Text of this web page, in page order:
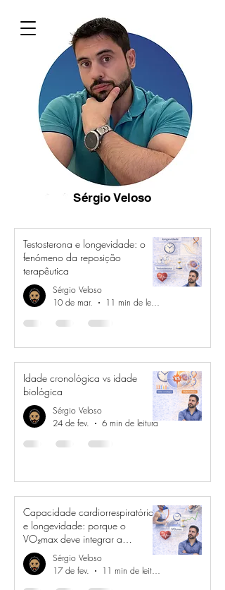
Sérgio Veloso
Testosterona e longevidade: o
fenómeno da reposição
terapêutica
Sérgio Veloso
10 de mar.
11 min de leitura
Idade cronológica vs idade
biológica
Sérgio Veloso
24 de fev.
6 min de leitura
Capacidade cardiorrespiratória
e longevidade: porque o
VO₂max deve integrar a
estratificação de risco
Sérgio Veloso
17 de fev.
11 min de leitura